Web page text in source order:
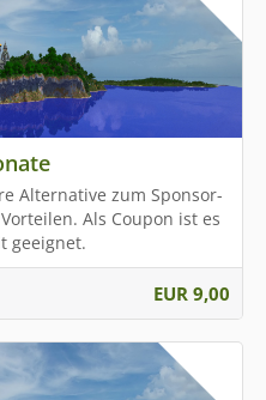
Alternative zum Sponsor-
Als Coupon ist es
geeignet.
EUR 9,00